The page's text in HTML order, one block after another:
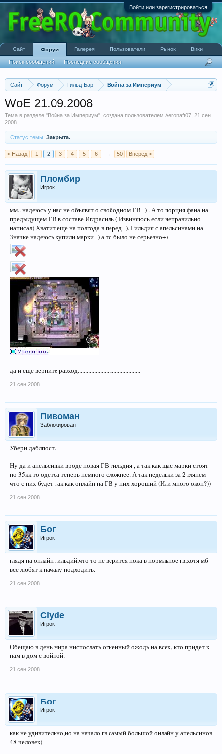
Войти или зарегистрироваться
Сайт Форум Гильд-Бар Война за Империум
WoE 21.09.2008
Тема в разделе "Война за Империум", создана пользователем Aeronaft07 21 сен
2008
Статус темы: Закрыта.
< Назад 1 2 3 4 5 6 → 50 Вперёд >
Пломбир
Игрок
мм.. надеюсь у нас не объявят о свободном ГВ=) . А то порция фана на
предыдущем ГВ в составе Игдрасиль ( Извиняюсь если неправильно
написал) Хватит еще на полгода в перед=). Гильдия с апельсинами на
Значке надеюсь купили марки=) а то было не серьезно+)
да и еще верните разход..........................................
21 сен 2008
Пивоман
Заблокирован
Убери даблпост.
Ну да и апельсинки вроде новая ГВ гильдия , а так как щас марки стоят
по 35кк то одетса теперь немного сложнее. А так недельки за 2 глянем
что с них будет так как онлайн на ГВ у них хороший (Или много окон?))
21 сен 2008
Бог
Игрок
глядя на онлайн гильдий,что то не верится пока в нормльное гв,хотя мб
все любят к началу подходить.
21 сен 2008
Clyde
Игрок
Обещаю в день мира ниспослать огненный ожодь на всех, кто придет к
нам в дом с войной.
21 сен 2008
Бог
Игрок
как не удивительно,но на начало гв самый большой онлайн у апельсинов
48 человек)
Сайт Форум
Поиск сообщений Последние сообщения
Галерея Пользователи Рынок Вики